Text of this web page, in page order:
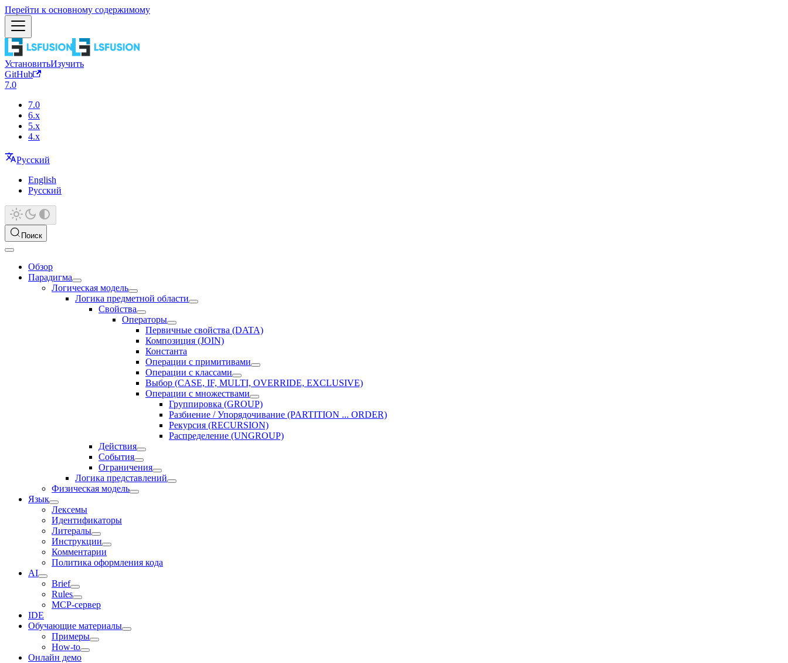
Перейти к основному содержимому
УстановитьИзучить
GitHub
7.0
7.0
6.x
5.x
4.x
Русский
English
Русский
Поиск
Обзор
Парадигма
Логическая модель
Логика предметной области
Свойства
Операторы
Первичные свойства (DATA)
Композиция (JOIN)
Константа
Операции с примитивами
Операции с классами
Выбор (CASE, IF, MULTI, OVERRIDE, EXCLUSIVE)
Операции с множествами
Группировка (GROUP)
Разбиение / Упорядочивание (PARTITION ... ORDER)
Рекурсия (RECURSION)
Распределение (UNGROUP)
Действия
События
Ограничения
Логика представлений
Физическая модель
Язык
Лексемы
Идентификаторы
Литералы
Инструкции
Комментарии
Политика оформления кода
AI
Brief
Rules
MCP-сервер
IDE
Обучающие материалы
Примеры
How-to
Онлайн демо